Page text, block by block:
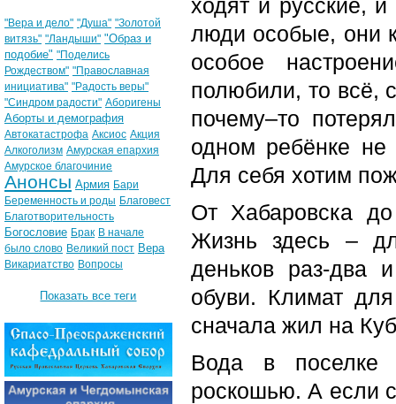
ходят и русские,
люди особые, они
особое
полюбили, то всё,
почему–то
одном ребёнке не
Для себя хотим
От Хабаровска
Жизнь здесь –
деньков раз-два
обуви. Климат
сначала жил на
Вода в поселке
роскошью. А если
"Вера и дело" "Душа" "Золотой
витязь" "Ландыши" "Образ и
подобие" "Поделись
Рождеством" "Православная
инициатива" "Радость веры"
"Синдром радости" Аборигены
Аборты и демография
Автокатастрофа Аксиос Акция
Алкоголизм Амурская епархия
Амурское благочиние
Анонсы Армия Бари
Беременность и роды Благовест
Благотворительность
Богословие Брак В начале
было слово Великий пост Вера
Викариатство Вопросы
Показать все теги